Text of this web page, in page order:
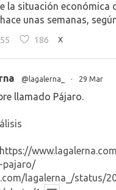
la situación económica
unas semanas,
55 186 X
@lagalerna_ · 29 Mar
llamado Pájaro.
https://
pajaro/
lagalerna_/status/